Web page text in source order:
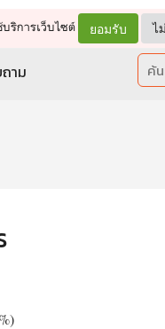
บริการเว็บไซต์ ยอมรับ ไ
าม